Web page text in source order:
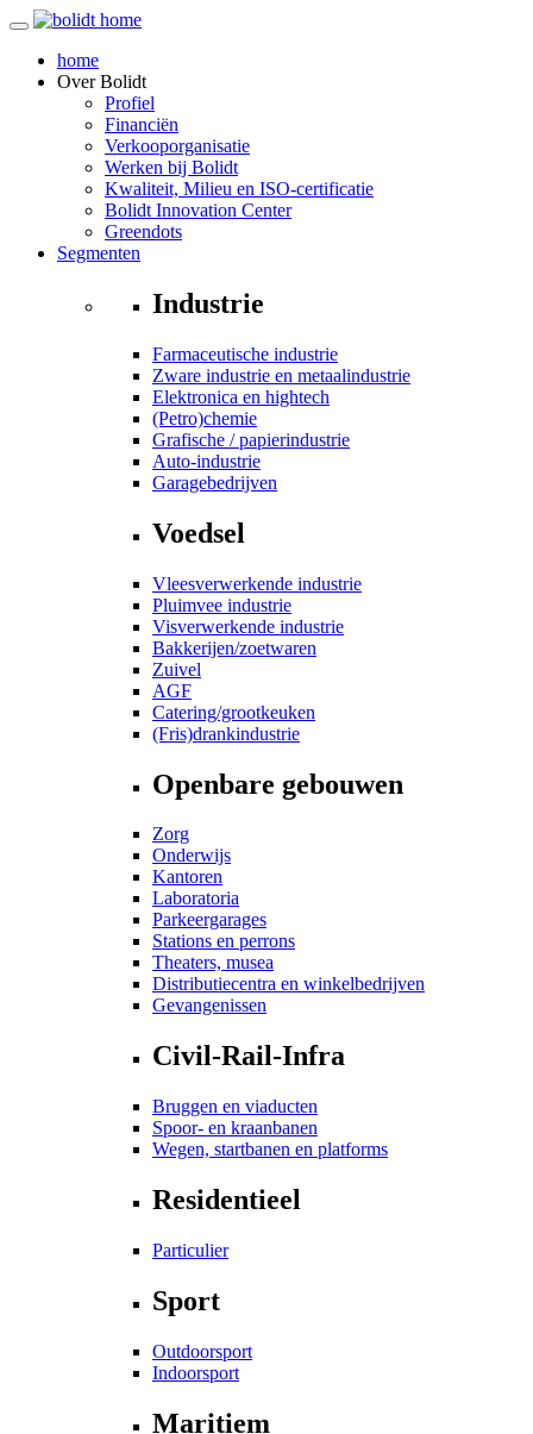
home
OverBolidt
Profiel
Financiën
Verkooporganisatie
Werken bij Bolidt
Kwaliteit, Milieu en ISO-certificatie
Bolidt Innovation Center
Greendots
Segmenten
Industrie
Farmaceutische industrie
Zware industrie en metaalindustrie
Elektronica en hightech
(Petro)chemie
Grafische / papierindustrie
Auto-industrie
Garagebedrijven
Voedsel
Vleesverwerkende industrie
Pluimvee industrie
Visverwerkende industrie
Bakkerijen/zoetwaren
Zuivel
AGF
Catering/grootkeuken
(Fris)drankindustrie
Openbare gebouwen
Zorg
Onderwijs
Kantoren
Laboratoria
Parkeergarages
Stations en perrons
Theaters, musea
Distributiecentra en winkelbedrijven
Gevangenissen
Civil-Rail-Infra
Bruggen en viaducten
Spoor- en kraanbanen
Wegen, startbanen en platforms
Residentieel
Particulier
Sport
Outdoorsport
Indoorsport
Maritiem